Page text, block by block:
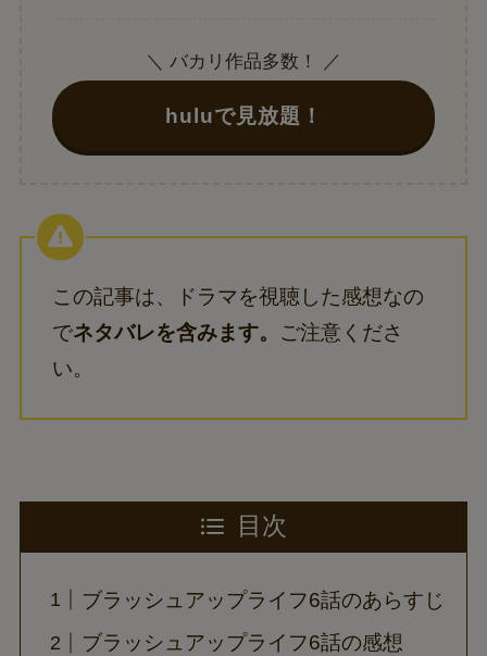
＼ バカリ作品多数！ ／
huluで見放題！
この記事は、ドラマを視聴した感想なの
でネタバレを含みます。 ご注意くださ
い。
目次
ブラッシュアップライフ6話のあらすじ
ブラッシュアップライフ6話の感想